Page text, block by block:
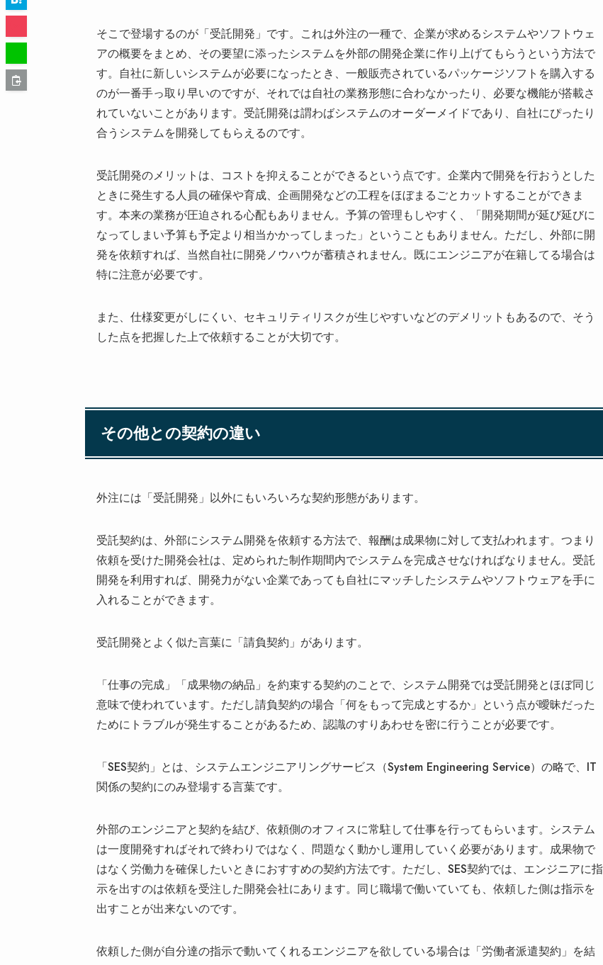
そこで登場するのが「受託開発」です。これは外注の一種で、企業が求めるシステムやソフトウェ
アの概要をまとめ、その要望に添ったシステムを外部の開発企業に作り上げてもらうという方法で
す。自社に新しいシステムが必要になったとき、一般販売されているパッケージソフトを購入する
のが一番手っ取り早いのですが、それでは自社の業務形態に合わなかったり、必要な機能が搭載さ
れていないことがあります。受託開発は謂わばシステムのオーダーメイドであり、自社にぴったり
合うシステムを開発してもらえるのです。
受託開発のメリットは、コストを抑えることができるという点です。企業内で開発を行おうとした
ときに発生する人員の確保や育成、企画開発などの工程をほぼまるごとカットすることができま
す。本来の業務が圧迫される心配もありません。予算の管理もしやすく、「開発期間が延び延びに
なってしまい予算も予定より相当かかってしまった」ということもありません。ただし、外部に開
発を依頼すれば、当然自社に開発ノウハウが蓄積されません。既にエンジニアが在籍してる場合は
特に注意が必要です。
また、仕様変更がしにくい、セキュリティリスクが生じやすいなどのデメリットもあるので、そう
した点を把握した上で依頼することが大切です。
その他との契約の違い
外注には「受託開発」以外にもいろいろな契約形態があります。
受託契約は、外部にシステム開発を依頼する方法で、報酬は成果物に対して支払われます。つまり
依頼を受けた開発会社は、定められた制作期間内でシステムを完成させなければなりません。受託
開発を利用すれば、開発力がない企業であっても自社にマッチしたシステムやソフトウェアを手に
入れることができます。
受託開発とよく似た言葉に「請負契約」があります。
「仕事の完成」「成果物の納品」を約束する契約のことで、システム開発では受託開発とほぼ同じ
意味で使われています。ただし請負契約の場合「何をもって完成とするか」という点が曖昧だった
ためにトラブルが発生することがあるため、認識のすりあわせを密に行うことが必要です。
「SES契約」とは、システムエンジニアリングサービス（System Engineering Service）の略で、IT
関係の契約にのみ登場する言葉です。
外部のエンジニアと契約を結び、依頼側のオフィスに常駐して仕事を行ってもらいます。システム
は一度開発すればそれで終わりではなく、問題なく動かし運用していく必要があります。成果物で
はなく労働力を確保したいときにおすすめの契約方法です。ただし、SES契約では、エンジニアに指
示を出すのは依頼を受注した開発会社にあります。同じ職場で働いていても、依頼した側は指示を
出すことが出来ないのです。
依頼した側が自分達の指示で動いてくれるエンジニアを欲している場合は「労働者派遣契約」を結